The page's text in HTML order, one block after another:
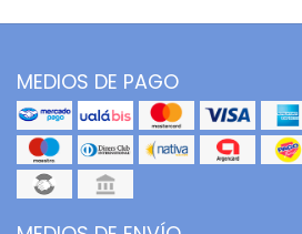
MEDIOS DE PAGO